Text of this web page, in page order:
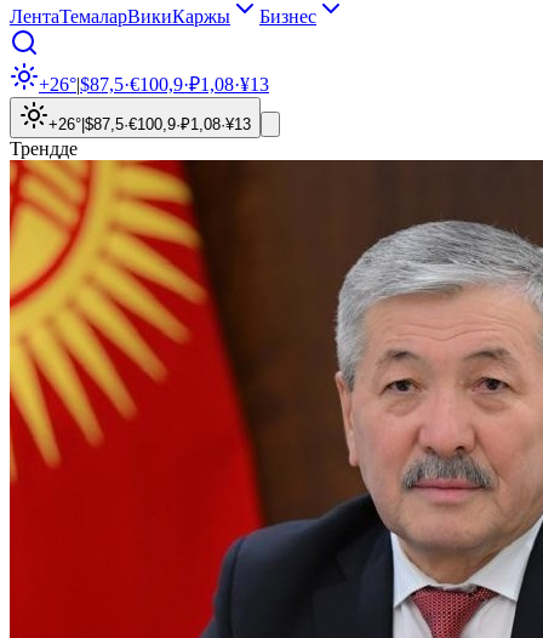
ЛентаТемаларВикиКаржы Бизнес
+26°|$87,5·€100,9·₽1,08·¥13
+26° $87,5·€100,9·₽1,08·¥13
Трендде